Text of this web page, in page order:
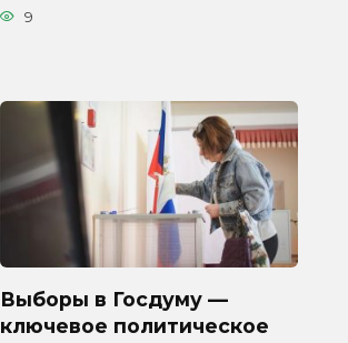
9
Выборы в Госдуму —
ключевое политическое